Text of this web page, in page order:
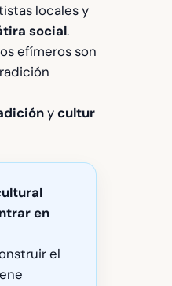
locales y
social.
efímeros son
ycultur
en
el